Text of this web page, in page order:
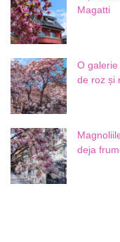
Magatti
O
de roz și
deja